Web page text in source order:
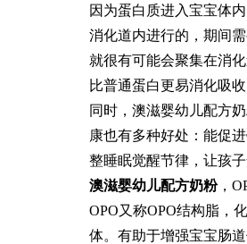
因为蛋白质进入宝宝体
消化道内进行的，期间
就很有可能会聚集在消
比普通蛋白更易消化吸
同时，澳滋婴幼儿配方
康也有多种好处：能促
整睡眠觉醒节律，让孩子
澳滋婴幼儿配方奶粉，
OPO又称OPO结构脂，
体。有助于增强宝宝肠